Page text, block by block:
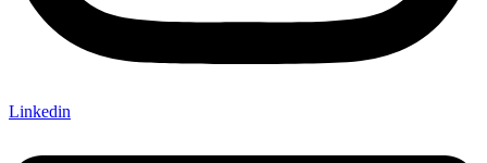
Linkedin